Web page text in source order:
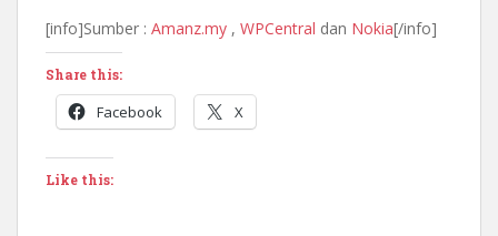
[info]Sumber : Amanz.my , WPCentral dan Nokia[/info]
Share this:
Facebook X
Like this: